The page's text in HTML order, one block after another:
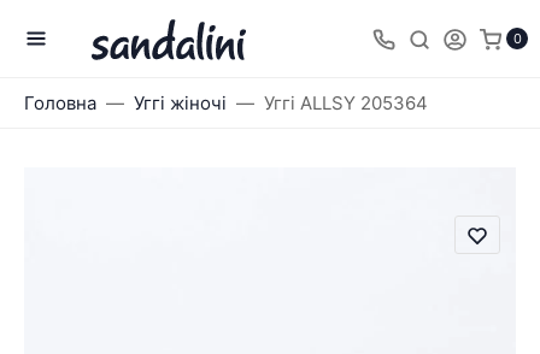
0
Головна Уггі жіночі Уггі ALLSY 205364